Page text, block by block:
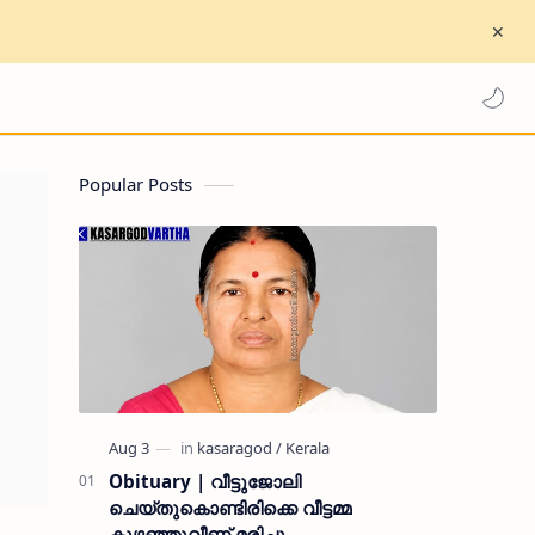
Popular Posts
Obituary | വീട്ടുജോലി
ചെയ്തുകൊണ്ടിരിക്കെ വീട്ടമ്മ